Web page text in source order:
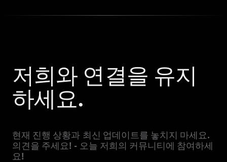
저희와 연결을 유지
하세요.
현재 진행 상황과 최신 업데이트를 놓치지 마세요.
의견을 주세요! - 오늘 저희의 커뮤니티에 참여하세
요!